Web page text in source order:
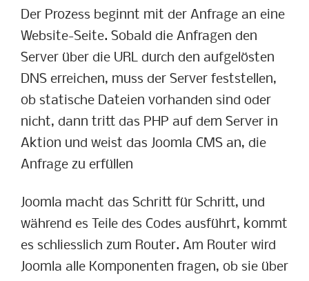
Der Prozess beginnt mit der Anfrage an eine
Website-Seite. Sobald die Anfragen den
Server über die URL durch den aufgelösten
DNS erreichen, muss der Server feststellen,
ob statische Dateien vorhanden sind oder
nicht, dann tritt das PHP auf dem Server in
Aktion und weist das Joomla CMS an, die
Anfrage zu erfüllen
Joomla macht das Schritt für Schritt, und
während es Teile des Codes ausführt, kommt
es schliesslich zum Router. Am Router wird
Joomla alle Komponenten fragen, ob sie über